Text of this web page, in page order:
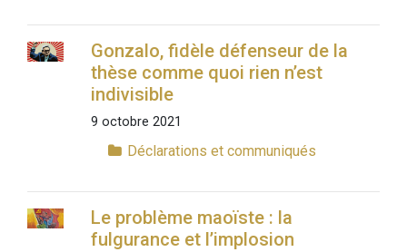
Gonzalo, fidèle défenseur de la
thèse comme quoi rien n’est
indivisible
9 octobre 2021
Déclarations et communiqués
Le problème maoïste : la
fulgurance et l’implosion